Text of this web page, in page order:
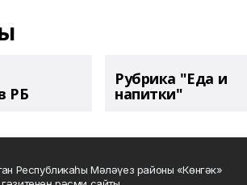
РБ
Рубрика "Еда и
напитки"
Республикаһы Мәләүез районы «Көнгәк»